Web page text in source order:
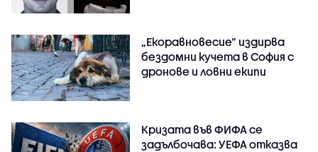
„Екоравновесие“ издирва
бездомни кучета в София с
дронове и ловни екипи
Кризата във ФИФА се
задълбочава: УЕФА отказва